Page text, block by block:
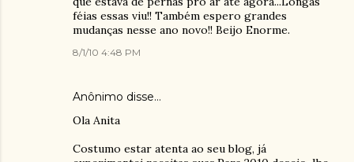
féias essas viu!! Também espero grandes
mudanças nesse ano novo!! Beijo Enorme.
8/1/10 4:48 PM
Anônimo disse…
Ola Anita
Costumo estar atenta ao seu blog, já